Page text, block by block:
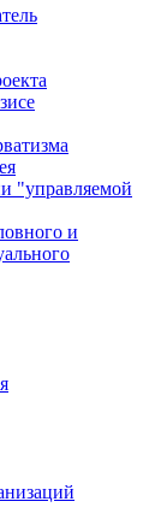
"управляемой
и